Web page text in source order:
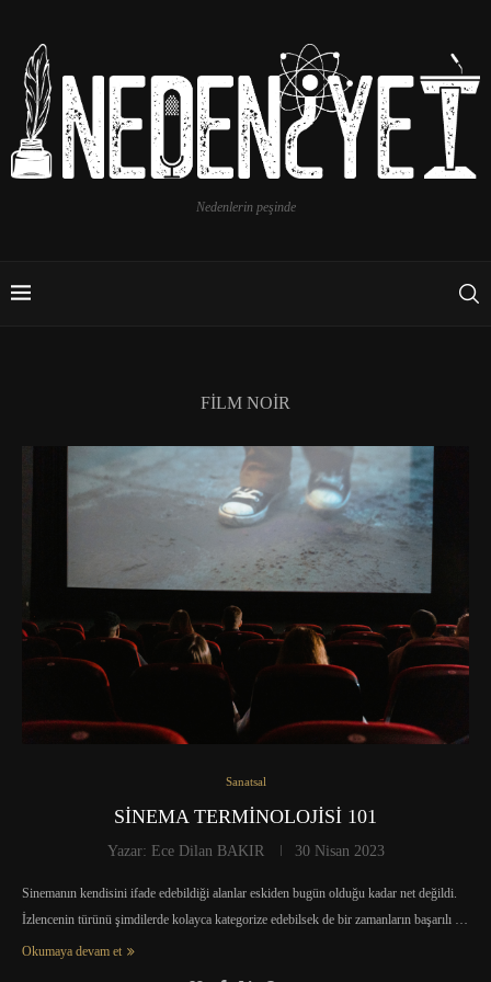
Nedenlerin peşinde
FILM NOIR
Sanatsal
SİNEMA TERMİNOLOJİSİ 101
Yazar: Ece Dilan BAKIR 30 Nisan 2023
Sinemanın kendisini ifade edebildiği alanlar eskiden bugün olduğu kadar net değildi.
İzlencenin türünü şimdilerde kolayca kategorize edebilsek de bir zamanların başarılı …
Okumaya devam et